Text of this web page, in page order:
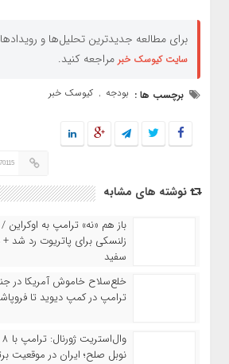
برای مطالعه جدیدترین تحلیل‌ها و
سایت کیوسک خبر مراجعه کنید.
برچسب ها : بودجه , کیوسک خبر
نوشته های مشابه
باز هم «نه» ترامپ به
زلنسکی برای پاتریوت رد شد
سفید
خلع‌سلاح خاموش آمریکا در
ترامپ در کمپ دیوید تا
نوبل صلح؛ ایران در موقعیت